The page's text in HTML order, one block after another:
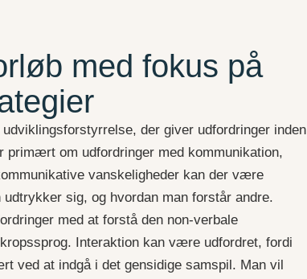
med fokus på
der giver udfordringer inden
primært om udfordringer med kommunikation,
vanskeligheder kan der være
sig, og hvordan man forstår andre.
med at forstå den non-verbale
Interaktion kan være udfordret, fordi
ved at indgå i det gensidige samspil. Man vil